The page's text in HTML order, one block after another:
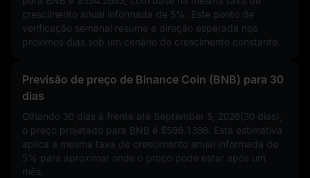
crescimento anual informada de 5%
. Este ponto de
verificação semanal resume a direção esperada nos
próximos dias sob um cenário de crescimento constante.
Previsão de preço de Binance Coin (BNB) para 30
dias
Olhando 30 dias à frente até September 5, 2026(30 dias),
o preço projetado para BNB é $596.1398 . Esta estimativa
aplica a mesma taxa de crescimento anual informada de
5% para aproximar onde o preço pode estar após um
mês.